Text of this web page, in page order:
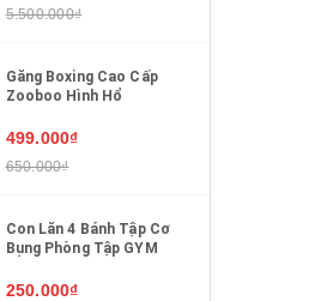
5.500.000₫
Găng Boxing Cao Cấp
Zooboo Hình Hổ
499.000₫
650.000₫
Con Lăn 4 Bánh Tập Cơ
Bụng Phòng Tập GYM
250.000₫